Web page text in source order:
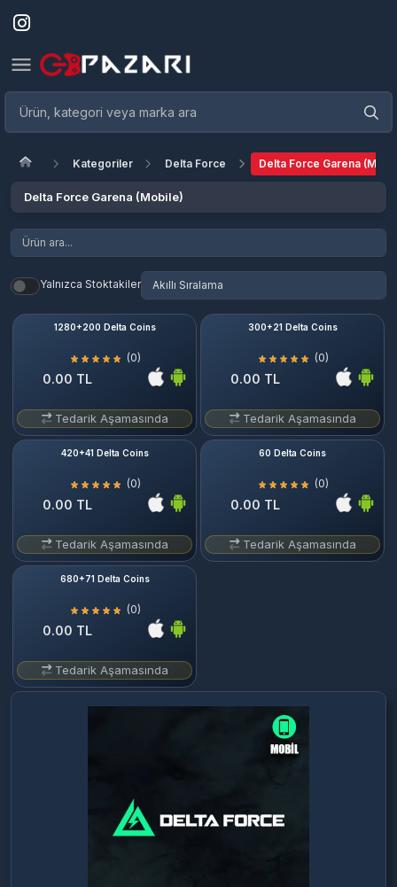
Kategoriler Delta Force Delta Force Garena
Delta Force Garena (Mobile)
Yalnızca Stoktakiler
1280+200 Delta Coins
(0)
0.00 TL
Tedarik Aşamasında
300+21 Delta Coins
(0)
0.00 TL
Tedarik Aşamasında
420+41 Delta Coins
(0)
0.00 TL
Tedarik Aşamasında
60 Delta Coins
(0)
0.00 TL
Tedarik Aşamasında
680+71 Delta Coins
(0)
0.00 TL
Tedarik Aşamasında